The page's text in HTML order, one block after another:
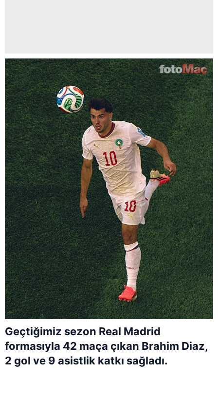
Geçtiğimiz sezon Real Madrid
formasıyla 42 maça çıkan Brahim Diaz,
2 gol ve 9 asistlik katkı sağladı.